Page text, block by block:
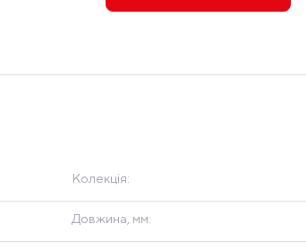
Колекція:
Довжина, мм: